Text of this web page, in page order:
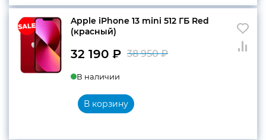
Apple iPhone 13 mini 512 ГБ Red
(красный)
38 950₽
32 190 ₽
В наличии
В корзину